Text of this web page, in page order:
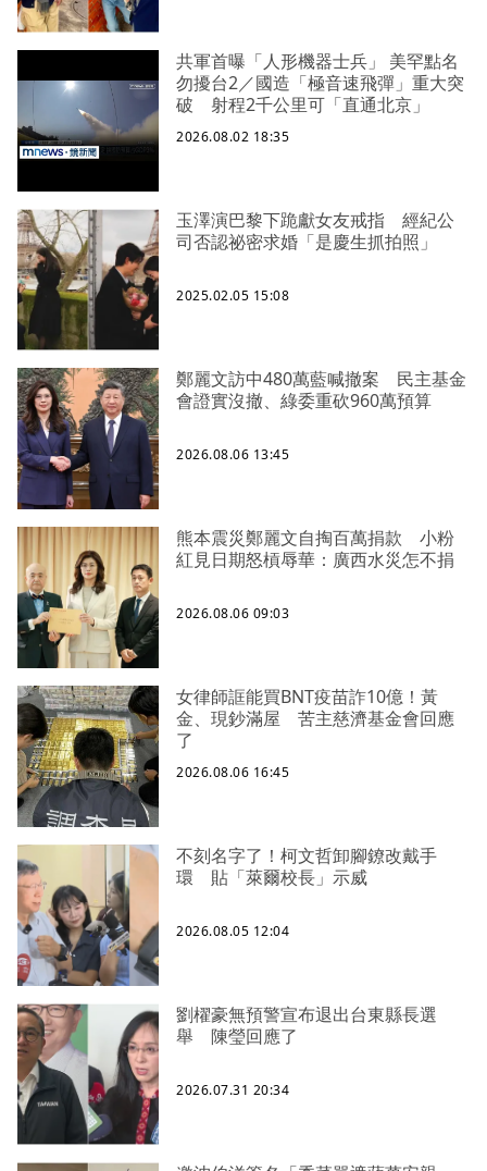
共軍首曝「人形機器士兵」 美罕點名
勿擾台2／國造「極音速飛彈」重大突
破 射程2千公里可「直通北京」
2026.08.02 18:35
玉澤演巴黎下跪獻女友戒指 經紀公
司否認祕密求婚「是慶生抓拍照」
2025.02.05 15:08
鄭麗文訪中480萬藍喊撤案 民主基金
會證實沒撤、綠委重砍960萬預算
2026.08.06 13:45
熊本震災鄭麗文自掏百萬捐款 小粉
紅見日期怒槓辱華：廣西水災怎不捐
2026.08.06 09:03
女律師誆能買BNT疫苗詐10億！黃
金、現鈔滿屋 苦主慈濟基金會回應
了
2026.08.06 16:45
不刻名字了！柯文哲卸腳鐐改戴手
環 貼「萊爾校長」示威
2026.08.05 12:04
劉櫂豪無預警宣布退出台東縣長選
舉 陳瑩回應了
2026.07.31 20:34